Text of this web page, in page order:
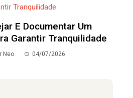
E Documentar Um
Garantir Tranquilidade
Neo 04/07/2026